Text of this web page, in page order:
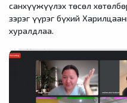
санхүүжүүлэх төсөл
зэрэг үүрэг бүхий
хуралдлаа.